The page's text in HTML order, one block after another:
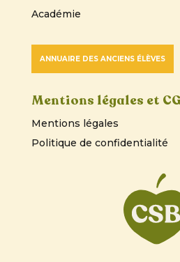
Académie
ANNUAIRE DES ANCIENS ÉLÈVES
Mentions légales et
Mentions légales
Politique de confidentialité